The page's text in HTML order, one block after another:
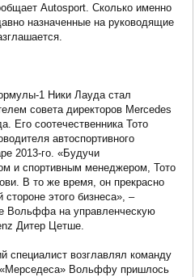
Autosport. Сколько именно
назначенные на руководящие
1 Ники Лауда стал
совета директоров Mercedes
Его соотечественника Тото
автоспортивного
2013-го. «Будучи
и спортивным менеджером, Тото
В то же время, он прекрасно
этого бизнеса», –
Вольффа на управленческую
Дитер Цетше.
специалист возглавлял команду
Вольффу пришлось